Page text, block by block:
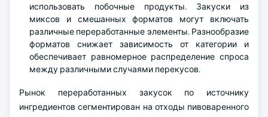
использовать побочные продукты. Закуски из
миксов и смешанных форматов могут включать
различные переработанные элементы. Разнообразие
форматов снижает зависимость от категории и
обеспечивает равномерное распределение спроса
между различными случаями перекусов.
Рынок переработанных закусок по источнику
ингредиентов сегментирован на отходы пивоваренного